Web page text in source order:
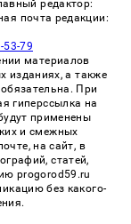
редактор:
почта редакции:
53-79
материалов
изданиях, а также
При
гиперссылка на
применены
и смежных
на сайт, в
статей,
progorod59.ru
без какого-